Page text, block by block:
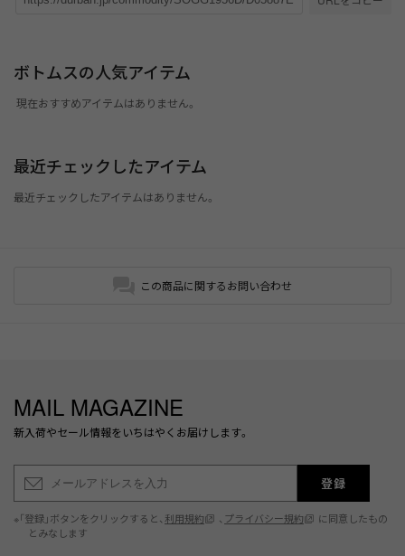
ボトムスの人気アイテム
現在おすすめアイテムはありません。
最近チェックしたアイテム
最近チェックしたアイテムはありません。
この商品に関するお問い合わせ
MAIL MAGAZINE
新入荷やセール情報をいちはやくお届けします。
登録
※「登録」ボタンをクリックすると、 利用規約 、 プライバシー規約
に同意したもの
とみなします